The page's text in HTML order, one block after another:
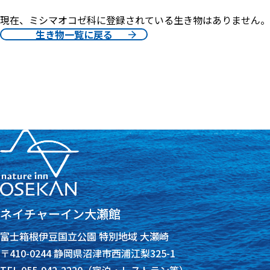
現在、ミシマオコゼ科に登録されている生き物はありません。
生き物一覧に戻る
ネイチャーイン大瀬館
富士箱根伊豆国立公園 特別地域 大瀬崎
〒410-0244 静岡県沼津市西浦江梨325-1